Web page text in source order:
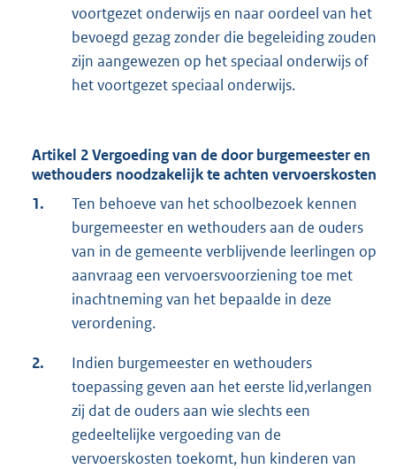
voortgezet onderwijs en naar oordeel van het
bevoegd gezag zonder die begeleiding zouden
zijn aangewezen op het speciaal onderwijs of
het voortgezet speciaal onderwijs.
Artikel 2 Vergoeding van de door burgemeester en
wethouders noodzakelijk te achten vervoerskosten
1.
Ten behoeve van het schoolbezoek kennen
burgemeester en wethouders aan de ouders
van in de gemeente verblijvende leerlingen op
aanvraag een vervoersvoorziening toe met
inachtneming van het bepaalde in deze
verordening.
2.
Indien burgemeester en wethouders
toepassing geven aan het eerste lid,verlangen
zij dat de ouders aan wie slechts een
gedeeltelijke vergoeding van de
vervoerskosten toekomt, hun kinderen van